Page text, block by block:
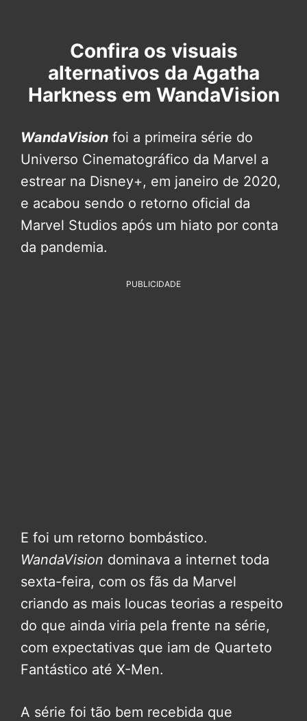
Confira os visuais
alternativos da Agatha
Harkness em WandaVision
WandaVision foi a primeira série do
Universo Cinematográfico da Marvel a
estrear na Disney+, em janeiro de 2020,
e acabou sendo o retorno oficial da
Marvel Studios após um hiato por conta
da pandemia.
PUBLICIDADE
E foi um retorno bombástico.
WandaVision dominava a internet toda
sexta-feira, com os fãs da Marvel
criando as mais loucas teorias a respeito
do que ainda viria pela frente na série,
com expectativas que iam de Quarteto
Fantástico até X-Men.
A série foi tão bem recebida que